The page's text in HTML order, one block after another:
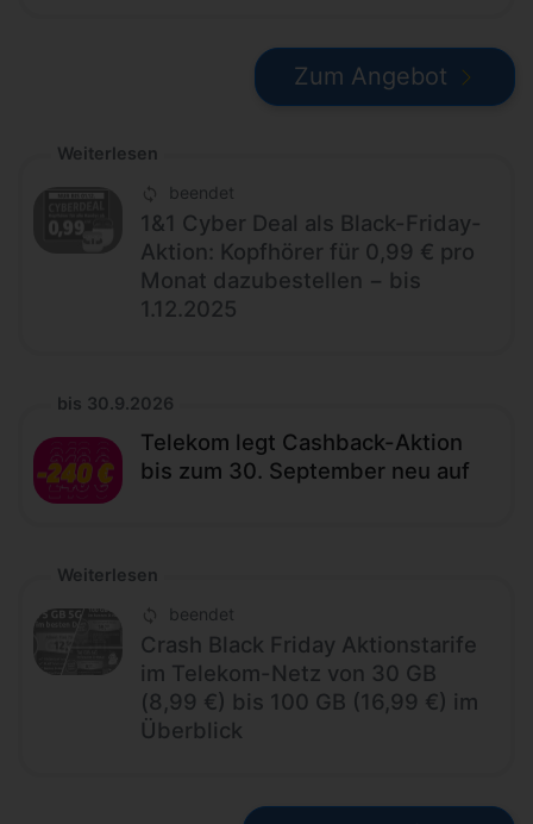
Zum Angebot
Weiterlesen
beendet
1&1 Cyber Deal als Black-Friday-
Aktion: Kopfhörer für 0,99 € pro
Monat dazubestellen − bis
1.12.2025
bis 30.9.2026
Telekom legt Cashback-Aktion
bis zum 30. September neu auf
Weiterlesen
beendet
Crash Black Friday Aktionstarife
im Telekom-Netz von 30 GB
(8,99 €) bis 100 GB (16,99 €) im
Überblick